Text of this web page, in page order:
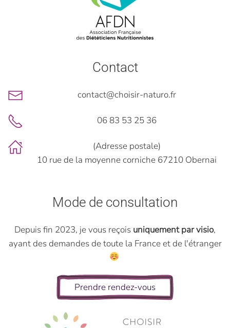
Contact
contact@choisir-naturo.fr
06 83 53 25 36
(Adresse postale)
10 rue de la moyenne corniche 67210 Obernai
Mode de consultation
Depuis fin 2023, je vous reçois uniquement par visio,
ayant des demandes de toute la France et de l'étranger
Prendre rendez-vous